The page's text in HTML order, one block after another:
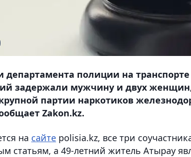
департамента полиции на
задержали мужчину и двух
партии наркотиков
Zakon.kz.
на сайте polisia.kz, все три
статьям, а 49-летний житель Атырау